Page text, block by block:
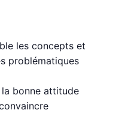
les concepts et
problématiques
bonne attitude